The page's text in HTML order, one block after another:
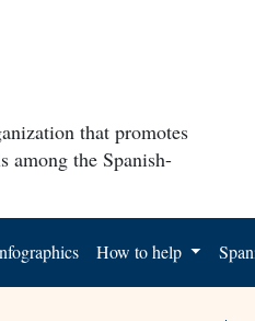
that promotes
among the Spanish-
How to help